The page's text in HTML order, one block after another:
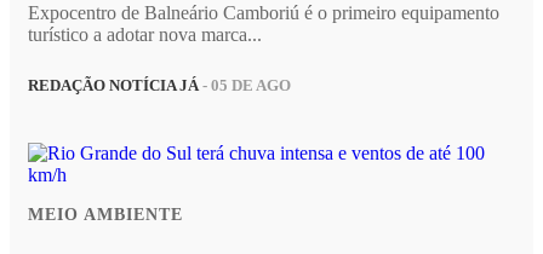
Expocentro de Balneário Camboriú é o primeiro equipamento
turístico a adotar nova marca...
REDAÇÃO NOTÍCIA JÁ- 05 DE AGO
MEIO AMBIENTE